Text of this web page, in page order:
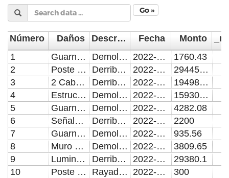
Go »
Número Daños Descripción Fecha
Monto
1
Guarnición Demolición de Guarnición 2022-01-26
1760.43
2
Poste de 9 Metros y 2 Lámparas Derribadas 2022-01-13
29445.87
3
2 Cabezales de Luminaria Derribados 2022-01-31
19498.06
4
Estructura Metálica Demolición de Banqueta 2022-01-14
15930.27
5
Guarnición Demolición de Guarnición 2022-01-31
4282.08
6
Señalamiento Derribado 2022-01-31
2200
7
Guarnición de 3 metros Demolición de Guarnición 2022-01-20
935.56
8
Muro de Contención Demolición de Concreto 2022-01-05
3809.65
9
Luminaria Derribada 2022-01-27
29380.1
10
Poste de Metal Rayaduras de pintura 2022-01-07
300